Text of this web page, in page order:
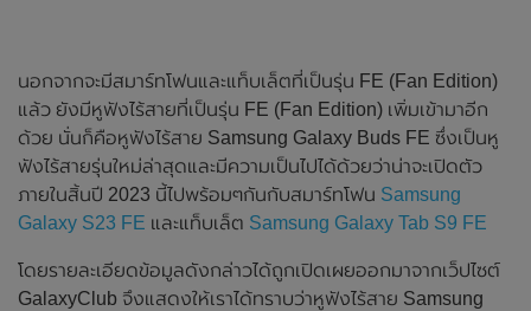
นอกจากจะมีสมาร์ทโฟนและแท็บเล็ตที่เป็นรุ่น FE (Fan Edition)
แล้ว ยังมีหูฟังไร้สายที่เป็นรุ่น FE (Fan Edition) เพิ่มเข้ามาอีก
ด้วย นั่นก็คือหูฟังไร้สาย Samsung Galaxy Buds FE ซึ่งเป็นหู
ฟังไร้สายรุ่นใหม่ล่าสุดและมีความเป็นไปได้ด้วยว่าน่าจะเปิดตัว
ภายในสิ้นปี 2023 นี้ไปพร้อมๆกันกับสมาร์ทโฟน Samsung
Galaxy S23 FE และแท็บเล็ต Samsung Galaxy Tab S9 FE
โดยรายละเอียดข้อมูลดังกล่าวได้ถูกเปิดเผยออกมาจากเว็ปไซต์
GalaxyClub จึงแสดงให้เราได้ทราบว่าหูฟังไร้สาย Samsung